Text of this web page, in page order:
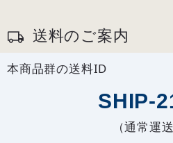
送料のご案内
本商品群の送料ID
SHIP-
（通常運